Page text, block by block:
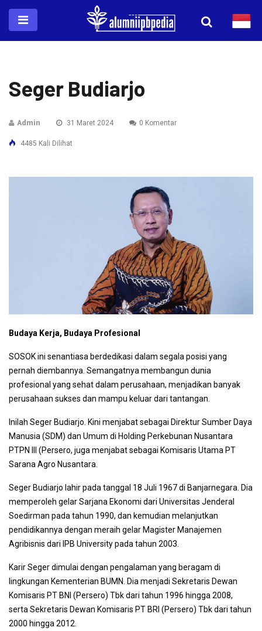
Seger Budiarjo
Admin 31 Maret 2024 0 Komentar
4485 Kali Dilihat
Budaya Kerja, Budaya Profesional
SOSOK ini senantiasa berdedikasi dalam segala posisi yang
pernah diembannya. Semangatnya membangun dunia
profesional yang sehat dalam perusahaan, menjadikan banyak
perusahaan sukses dan mampu keluar dari tantangan.
Inilah Seger Budiarjo. Kini menjabat sebagai Direktur Sumber Daya
Manusia (SDM) dan Umum di Holding Perkebunan Nusantara
PTPN III (Persero, juga menjabat sebagai Komisaris Utama PT
Sarana Agro Nusantara.
Seger Budiarjo lahir pada tanggal 18 Juli 1967 di Banjarnegara. Dia
memperoleh gelar Sarjana Ekonomi dari Universitas Jenderal
Soedirman pada tahun 1990, dan kemudian melanjutkan
pendidikannya dengan meraih gelar Magister Manajemen
Agribisnis dari IPB University pada tahun 2003.
Karir Seger dimulai dengan pengalaman yang beragam di
lingkungan Kementerian BUMN. Dia menjadi Sekretaris Dewan
Komisaris PT BNI (Persero) Tbk dari tahun 1996 hingga 2008,
serta Sekretaris Dewan Komisaris PT BRI (Persero) Tbk dari tahun
2000 hingga 2012.